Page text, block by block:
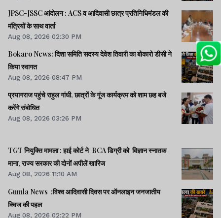
JPSC-JSSC आंदोलन : ACS व आदिवासी छात्र प्रतिनिधिमंडल की
मंत्रियों के साथ वार्ता
Aug 08, 2026 02:30 PM
Bokaro News: दिशा समिति सदस्य देवेश तिवारी का बोकारो डीसी ने
किया स्वागत
Aug 08, 2026 08:47 PM
प्रयागराज पहुंचे राहुल गांधी, छात्रों के गूंज कार्यक्रम को शाम छह बजे
करेंगे संबोधित
Aug 08, 2026 03:26 PM
TGT नियुक्ति मामला : हाई कोर्ट ने BCA डिग्री को विज्ञान स्नातक
माना, राज्य सरकार की दोनों अपीलें खारिज
Aug 08, 2026 11:10 AM
Gumla News :विश्व आदिवासी दिवस पर ऑनलाइन जनजातीय
क्विज की पहल
Aug 08, 2026 02:22 PM